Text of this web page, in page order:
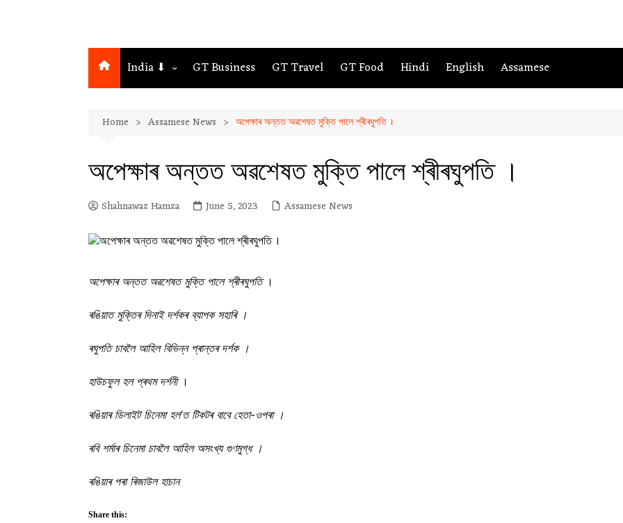
India ⬇
Guwahati
GT Business GT Travel GT Food Hindi English Assamese
Home Assamese News অপেক্ষাৰ অন্তত অৱশেষত মুক্তি পালে শ্ৰীৰঘুপতি ।
অপেক্ষাৰ অন্তত অৱশেষত মুক্তি পালে শ্ৰীৰঘুপতি ।
Shahnawaz Hamza June 5, 2023 Assamese News
অপেক্ষাৰ অন্তত অৱশেষত মুক্তি পালে শ্ৰীৰঘুপতি।
ৰঙিয়াত মুক্তিৰ দিনাই দৰ্শকৰ ব্যাপক সহাৰি ।
ৰঘুপতি চাবলৈ আহিল বিভিন্ন প্ৰান্তৰ দৰ্শক ।
হাউচফুল হল প্ৰথম দৰ্শনী।
ৰঙিয়াৰ ডিলাইট চিনেমা হল’ত টিকটৰ বাবে হেতা-ওপৰা ।
ৰবি শৰ্মাৰ চিনেমা চাবলৈ আহিল অসংখ্য গুণমুগ্ধ ।
ৰঙিয়াৰ পৰা ৰিজাউল হাচান
Share this: